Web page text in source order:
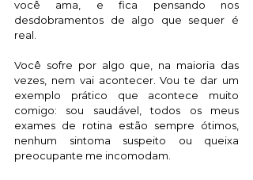
você ama, e fica pensando nos
desdobramentos de algo que sequer é
real.
Você sofre por algo que, na maioria das
vezes, nem vai acontecer. Vou te dar um
exemplo prático que acontece muito
comigo: sou saudável, todos os meus
exames de rotina estão sempre ótimos,
nenhum sintoma suspeito ou queixa
preocupante me incomodam.